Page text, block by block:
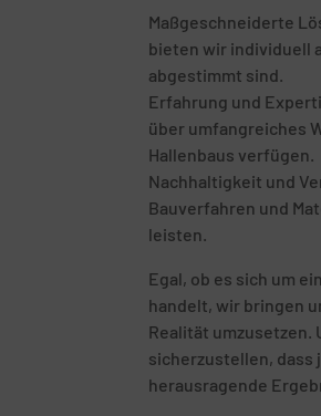
Maßgeschneiderte
bieten wir individuell
abgestimmt sind.
Erfahrung und
über umfangreiches
Hallenbaus verfügen.
Nachhaltigkeit und
Bauverfahren und
leisten.
Egal, ob es sich um
handelt, wir bringen
Realität umzusetzen.
sicherzustellen, dass
herausragende